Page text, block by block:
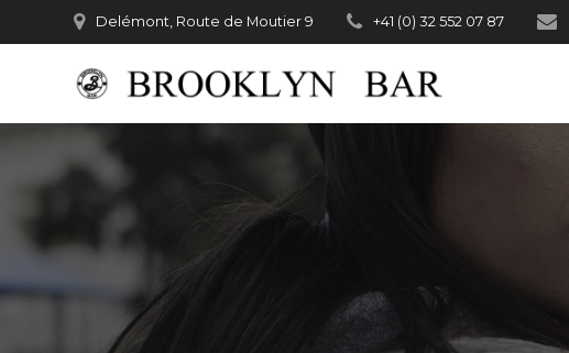
Delémont, Route de Moutier 9 +41 (0) 32 552 07 87